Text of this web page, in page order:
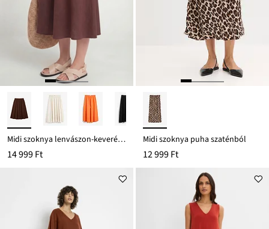
Midi szoknya lenvászon-keverékből
14 999 Ft
Midi szoknya puha szaténból
12 999 Ft